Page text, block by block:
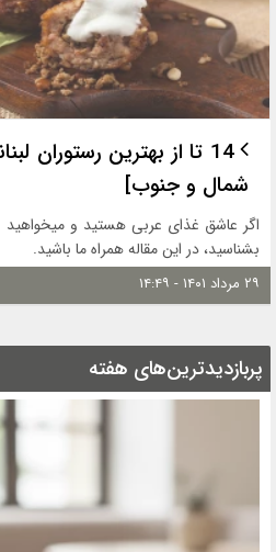
14 تا از بهترین رستوران
شمال و جنوب]
اگر عاشق غذای عربی هستید و میخواهید
بشناسید، در این مقاله همراه ما باشید.
۲۹ مرداد ۱۴۰۱ - ۱۴:۴۹
پربازدیدترین‌های هفته